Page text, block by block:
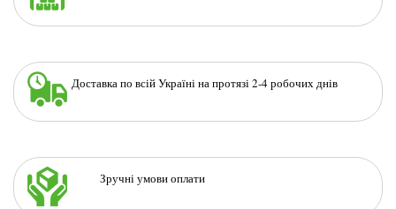
Доставка по всій Україні на протязі 2-4 робочих днів
Зручні умови оплати